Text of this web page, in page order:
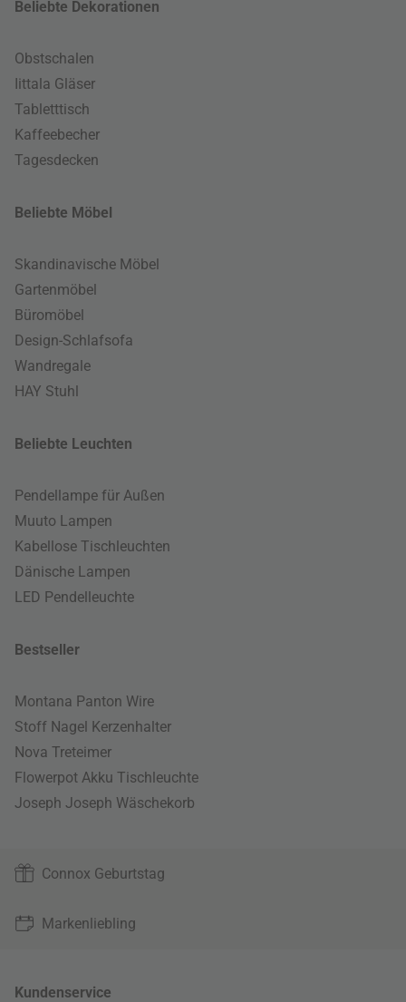
Beliebte Dekorationen
Obstschalen
Iittala Gläser
Tabletttisch
Kaffeebecher
Tagesdecken
Beliebte Möbel
Skandinavische Möbel
Gartenmöbel
Büromöbel
Design-Schlafsofa
Wandregale
HAY Stuhl
Beliebte Leuchten
Pendellampe für Außen
Muuto Lampen
Kabellose Tischleuchten
Dänische Lampen
LED Pendelleuchte
Bestseller
Montana Panton Wire
Stoff Nagel Kerzenhalter
Nova Treteimer
Flowerpot Akku Tischleuchte
Joseph Joseph Wäschekorb
Connox Geburtstag
Markenliebling
Kundenservice